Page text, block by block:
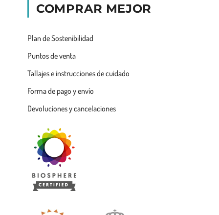
COMPRAR MEJOR
Plan de Sostenibilidad
Puntos de venta
Tallajes e instrucciones de cuidado
Forma de pago y envío
Devoluciones y cancelaciones